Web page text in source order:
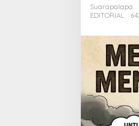
Suarapalapa
EDITORIAL